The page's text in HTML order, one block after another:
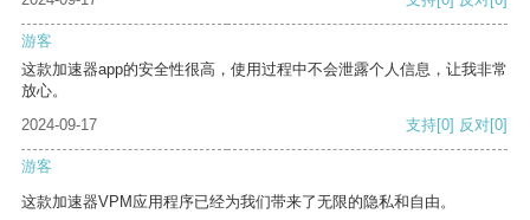
游客
这款加速器app的安全性很高，使用过程中不会泄露个人信息，让我非常
放心。
2024-09-17
支持[0] 反对[0]
游客
这款加速器VPM应用程序已经为我们带来了无限的隐私和自由。